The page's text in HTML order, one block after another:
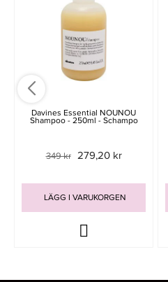
Davines Essential NOUNOU
Shampoo - 250ml - Schampo
349 kr 279,20 kr
LÄGG I VARUKORGEN